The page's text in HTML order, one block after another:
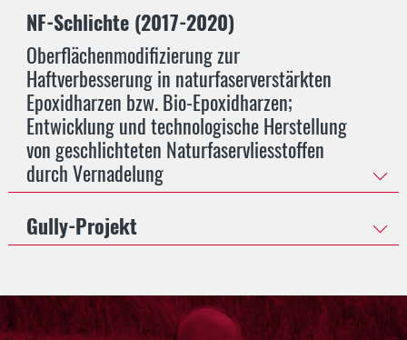
NF-Schlichte (2017-2020)
Oberflächenmodifizierung zur
Haftverbesserung in naturfaserverstärkten
Epoxidharzen bzw. Bio-Epoxidharzen;
Entwicklung und technologische Herstellung
von geschlichteten Naturfaservliesstoffen
durch Vernadelung
Gully-Projekt